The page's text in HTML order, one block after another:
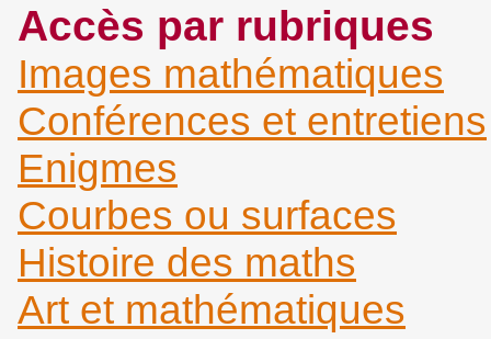
Accès par rubriques
Images mathématiques
Conférences et entretiens
Enigmes
Courbes ou surfaces
Histoire des maths
Art et mathématiques